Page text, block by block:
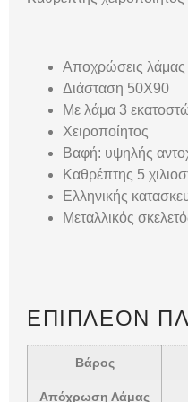
Αποχρώσεις
Διάσταση 50X90
Με λάμα 3
Χειροποίητος
Βαφή: υψηλής
Καθρέπτης 5
Ελληνικής
Μεταλλικός
ΕΠΙΠΛΈΟΝ
Βάρος
Απόχρωση Λάμας